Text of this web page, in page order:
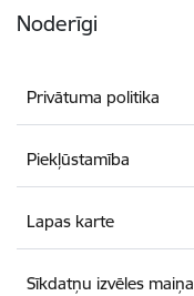
Noderīgi
Privātuma politika
Piekļūstamība
Lapas karte
Sīkdatņu izvēles maiņa